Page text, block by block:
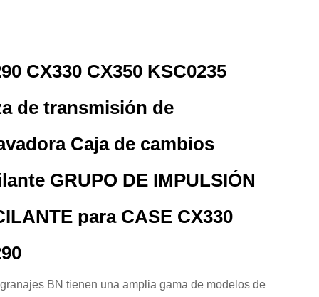
CX330 CX350 KSC0235
de transmisión de
Caja de cambios
GRUPO DE IMPULSIÓN
para CASE CX330
BN tienen una amplia gama de modelos de